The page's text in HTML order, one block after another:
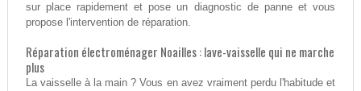
sur place rapidement et pose un diagnostic de panne et vous
propose l'intervention de réparation.
Réparation électroménager Noailles : lave-vaisselle qui ne marche
plus
La vaisselle à la main ? Vous en avez vraiment perdu l'habitude et